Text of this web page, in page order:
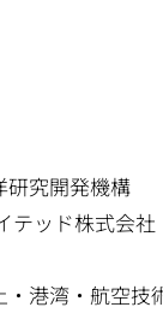
研究開発機構
テッド株式会社
港湾・航空技